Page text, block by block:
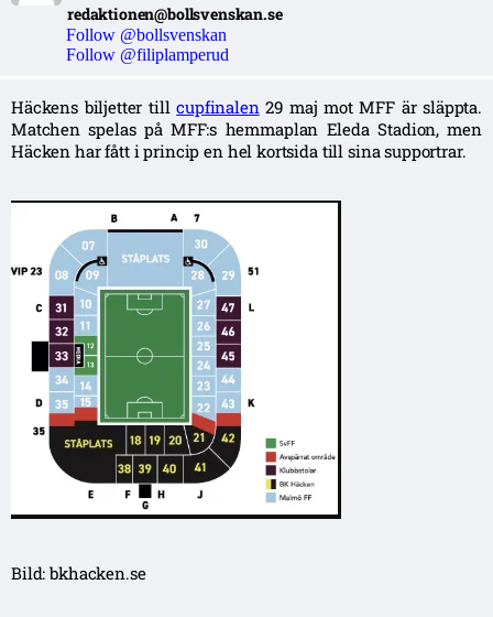
redaktionen@bollsvenskan.se
Follow @bollsvenskan
Follow @filiplamperud
Häckens biljetter tillcupfinalen 29 maj mot MFF är släppta.
Matchen spelas på MFF:s hemmaplan Eleda Stadion, men
Häcken har fått i princip en hel kortsida till sina supportrar.
Bild: bkhacken.se